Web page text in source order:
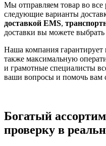
Мы отправляем товар во
следующие варианты
доставкой EMS,
доставки вы можете
Наша компания гарантирует
также максимальную
и грамотные специалисты
ваши вопросы и помочь вам
Богатый
проверку в